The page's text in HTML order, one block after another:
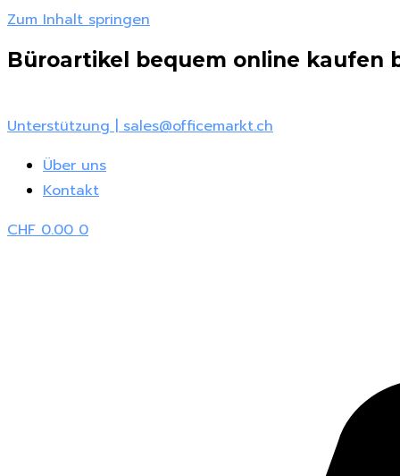
Zum Inhalt springen
Büroartikel bequem online kaufen
Unterstützung | sales@officemarkt.ch
Über uns
Kontakt
CHF0.00 0